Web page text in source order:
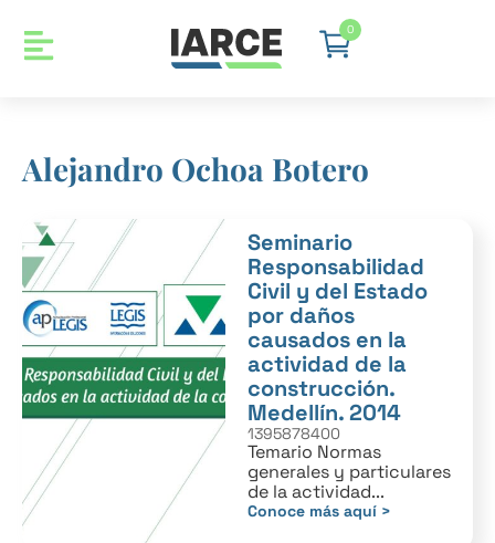
0
Alejandro Ochoa Botero
Seminario
Responsabilidad
Civil y del Estado
por daños
causados en la
actividad de la
construcción.
Medellín. 2014
1395878400
Temario Normas
generales y particulares
de la actividad...
Conoce más aquí >